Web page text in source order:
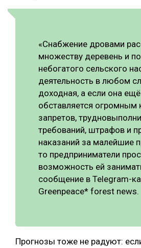
«Снабжение дровами
множеству деревень и
небогатого сельского
деятельность в любом
доходная, а если она
обставляется огромным
запретов,
требований, штрафов и
наказаний за малейшие
то предприниматели
возможность ей
сообщение в Telegram-
Greenpeace* forest news.
Прогнозы тоже не радуют: